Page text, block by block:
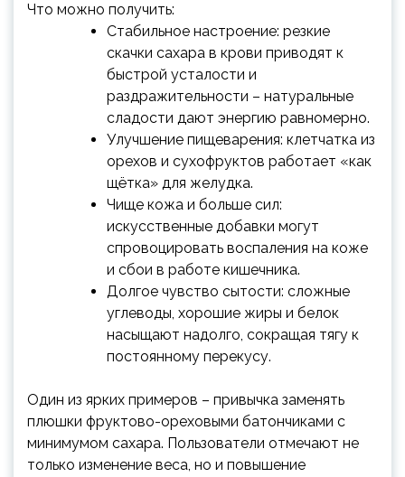
Что можно получить:
Стабильное настроение: резкие
скачки сахара в крови приводят к
быстрой усталости и
раздражительности – натуральные
сладости дают энергию равномерно.
Улучшение пищеварения: клетчатка из
орехов и сухофруктов работает «как
щётка» для желудка.
Чище кожа и больше сил:
искусственные добавки могут
спровоцировать воспаления на коже
и сбои в работе кишечника.
Долгое чувство сытости: сложные
углеводы, хорошие жиры и белок
насыщают надолго, сокращая тягу к
постоянному перекусу.
Один из ярких примеров – привычка заменять
плюшки фруктово-ореховыми батончиками с
минимумом сахара. Пользователи отмечают не
только изменение веса, но и повышение